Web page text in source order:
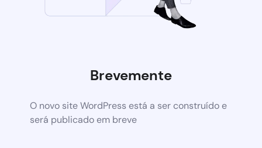
Brevemente
O novo site WordPress está a ser construído e
será publicado em breve